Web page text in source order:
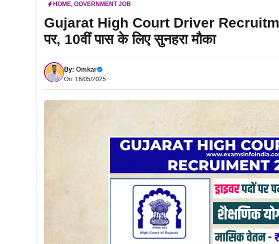
HOME, GOVERNMENT JOB
Gujarat High Court Driver
पर, 10वीं पास के लिए सुनहरा मौका
By: Omkar
On: 16/05/2025